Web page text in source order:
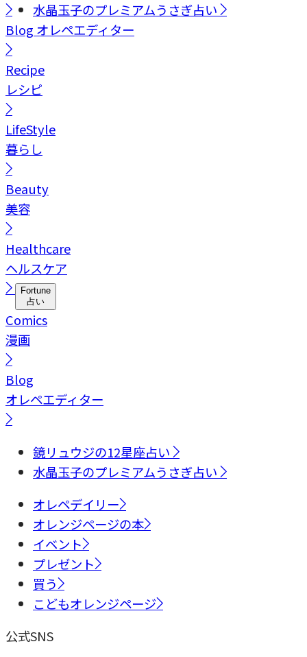
水晶玉子のプレミアムうさぎ占い
Blog オレペエディター
Recipe
レシピ
LifeStyle
暮らし
Beauty
美容
Healthcare
ヘルスケア
Fortune
占い
Comics
漫画
Blog
オレペエディター
鏡リュウジの12星座占い
水晶玉子のプレミアムうさぎ占い
オレペデイリー
オレンジページの本
イベント
プレゼント
買う
こどもオレンジページ
公式SNS